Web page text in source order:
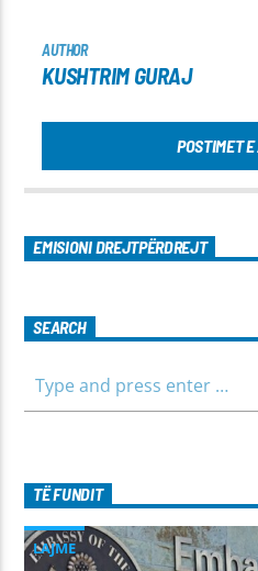
AUTHOR
KUSHTRIM GURAJ
POSTIMET
EMISIONI DREJTPËRDREJT
SEARCH
TË FUNDIT
LAJME